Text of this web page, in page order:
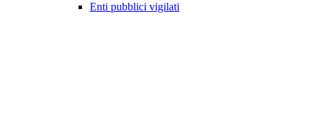
Enti pubblici vigilati